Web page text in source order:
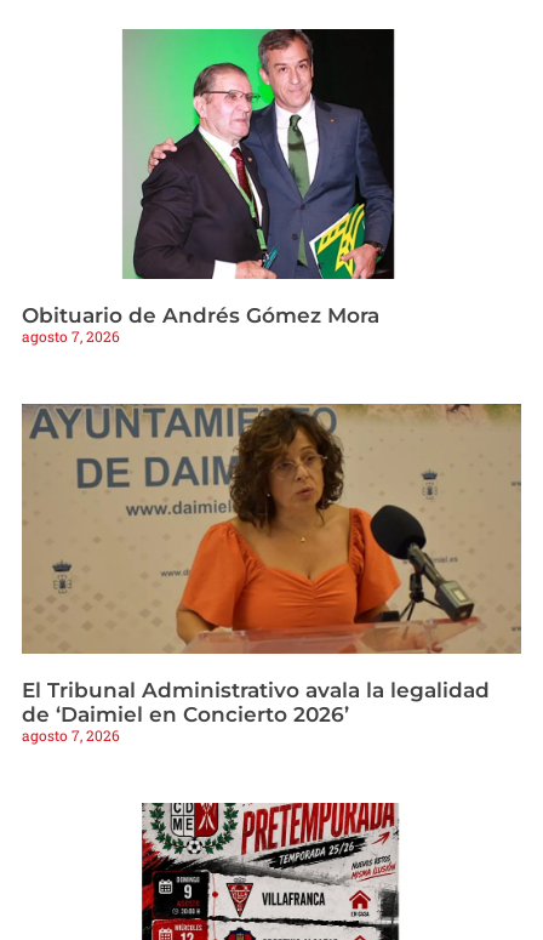
Obituario de Andrés Gómez Mora
agosto 7, 2026
El Tribunal Administrativo avala la legalidad
de ‘Daimiel en Concierto 2026’
agosto 7, 2026